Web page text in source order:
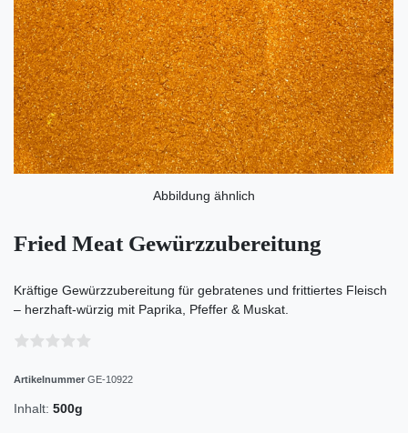
Abbildung ähnlich
Fried Meat Gewürzzubereitung
Kräftige Gewürzzubereitung für gebratenes und frittiertes Fleisch
– herzhaft-würzig mit Paprika, Pfeffer & Muskat.
Artikelnummer GE-10922
Inhalt: 500g